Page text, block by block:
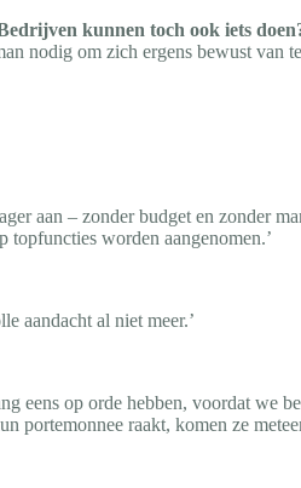
kunnen toch ook iets
nodig om zich ergens bewust van
aan – zonder budget en zonder
worden aangenomen.’
aandacht al niet meer.’
eens op orde hebben, voordat we
portemonnee raakt, komen ze